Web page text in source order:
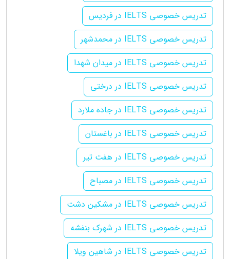
تدریس خصوصی IELTS در فردیس
تدریس خصوصی IELTS در محمدشهر
تدریس خصوصی IELTS در میدان شهدا
تدریس خصوصی IELTS در درختی
تدریس خصوصی IELTS در جاده ملارد
تدریس خصوصی IELTS در باغستان
تدریس خصوصی IELTS در هفت تیر
تدریس خصوصی IELTS در مصباح
تدریس خصوصی IELTS در مشکین دشت
تدریس خصوصی IELTS در شهرک بنفشه
تدریس خصوصی IELTS در شاهین ویلا